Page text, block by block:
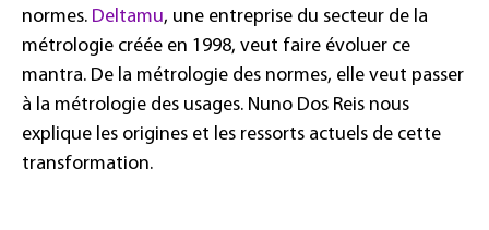
normes. Deltamu, une entreprise du secteur de la
métrologie créée en 1998, veut faire évoluer ce
mantra. De la métrologie des normes, elle veut passer
à la métrologie des usages. Nuno Dos Reis nous
explique les origines et les ressorts actuels de cette
transformation.